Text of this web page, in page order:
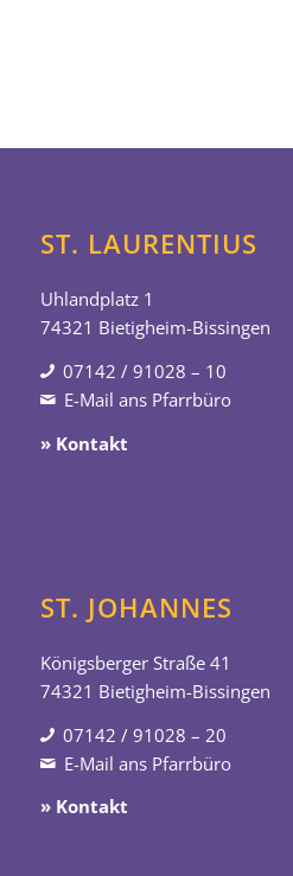
ST. LAURENTIUS
Uhlandplatz 1
74321 Bietigheim-Bissingen
07142 / 91028 – 10
E-Mail ans Pfarrbüro
» Kontakt
ST. JOHANNES
Königsberger Straße 41
74321 Bietigheim-Bissingen
07142 / 91028 – 20
E-Mail ans Pfarrbüro
» Kontakt